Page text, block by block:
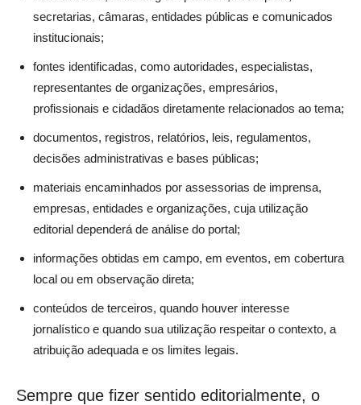
secretarias, câmaras, entidades públicas e comunicados
institucionais;
fontes identificadas, como autoridades, especialistas,
representantes de organizações, empresários,
profissionais e cidadãos diretamente relacionados ao tema;
documentos, registros, relatórios, leis, regulamentos,
decisões administrativas e bases públicas;
materiais encaminhados por assessorias de imprensa,
empresas, entidades e organizações, cuja utilização
editorial dependerá de análise do portal;
informações obtidas em campo, em eventos, em cobertura
local ou em observação direta;
conteúdos de terceiros, quando houver interesse
jornalístico e quando sua utilização respeitar o contexto, a
atribuição adequada e os limites legais.
Sempre que fizer sentido editorialmente, o